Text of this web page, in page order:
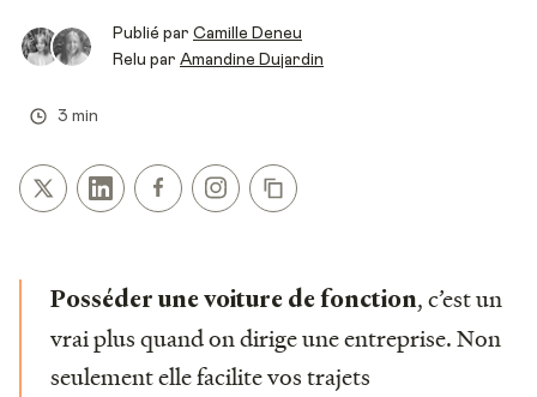
Publié par Camille Deneu
Relu par Amandine Dujardin
3 min
Posséder une voiture de fonction, c’est un
vrai plus quand on dirige une entreprise. Non
seulement elle facilite vos trajets